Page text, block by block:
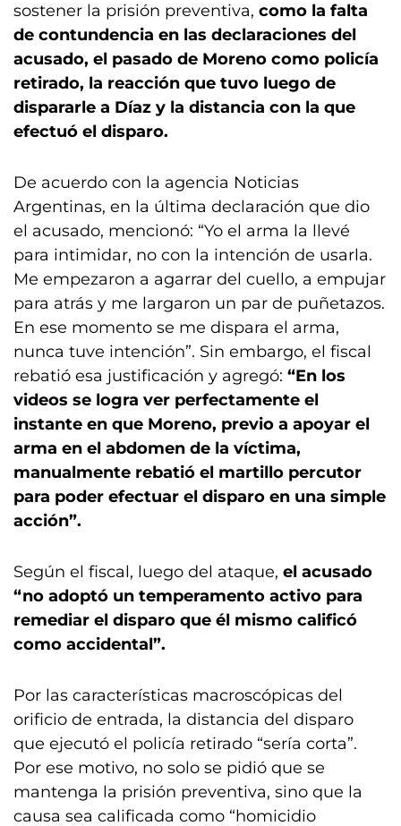
sostener la prisión preventiva, como la falta
de contundencia en las declaraciones del
acusado, el pasado de Moreno como policía
retirado, la reacción que tuvo luego de
dispararle a Díaz y la distancia con la que
efectuó el disparo.
De acuerdo con la agencia Noticias
Argentinas, en la última declaración que dio
el acusado, mencionó: “Yo el arma la llevé
para intimidar, no con la intención de usarla.
Me empezaron a agarrar del cuello, a empujar
para atrás y me largaron un par de puñetazos.
En ese momento se me dispara el arma,
nunca tuve intención”. Sin embargo, el fiscal
rebatió esa justificación y agregó: “En los
videos se logra ver perfectamente el
instante en que Moreno, previo a apoyar el
arma en el abdomen de la víctima,
manualmente rebatió el martillo percutor
para poder efectuar el disparo en una simple
acción”.
Según el fiscal, luego del ataque, el acusado
“no adoptó un temperamento activo para
remediar el disparo que él mismo calificó
como accidental”.
Por las características macroscópicas del
orificio de entrada, la distancia del disparo
que ejecutó el policía retirado “sería corta”.
Por ese motivo, no solo se pidió que se
mantenga la prisión preventiva, sino que la
causa sea calificada como “homicidio